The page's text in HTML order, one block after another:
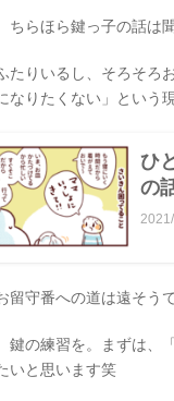
ちらほら鍵っ子の話は
たりいるし、そろそろ
なりたくない」という
ひ
の
留守番への道は遠そう
鍵の練習を。まずは、
いと思います笑